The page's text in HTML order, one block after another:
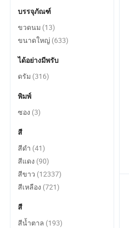
บรรจุภัณฑ์
ขวดนม (13)
ขนาดใหญ่ (633)
ได้อย่างมีพรับ
ดรัม (316)
พิมพ์
ซอง (3)
สี
สีดำ (41)
สีแดง (90)
สีขาว (12337)
สีเหลือง (721)
สี
สีน้ำตาล (193)